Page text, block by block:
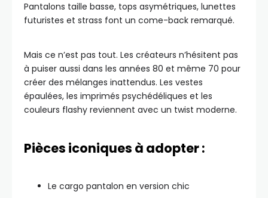
Pantalons taille basse, tops asymétriques, lunettes
futuristes et strass font un come-back remarqué.
Mais ce n’est pas tout. Les créateurs n’hésitent pas
à puiser aussi dans les années 80 et même 70 pour
créer des mélanges inattendus. Les vestes
épaulées, les imprimés psychédéliques et les
couleurs flashy reviennent avec un twist moderne.
Pièces iconiques à adopter :
Le cargo pantalon en version chic